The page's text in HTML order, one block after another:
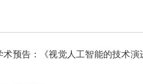
预告：《视觉人工智能的技术